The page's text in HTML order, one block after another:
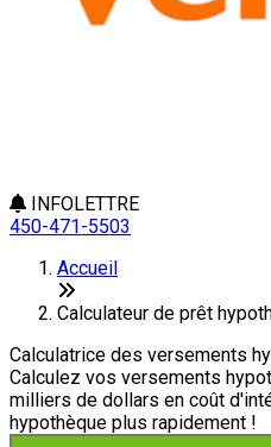
INFOLETTRE
450-471-5503
Accueil
Calculateur de prêt
Calculatrice des versements
Calculez vos versements
milliers de dollars en coût
hypothèque plus rapidement !